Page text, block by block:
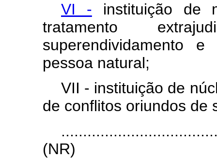
VI - instituição de
tratamento
superendividamento
pessoa natural;
VII - instituição de
de conflitos oriundos de
(NR)